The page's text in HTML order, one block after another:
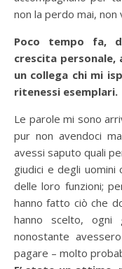
non la perdo mai,
Poco tempo fa,
crescita personale,
un collega chi mi
ritenessi esemplari.
Le parole mi sono
pur non avendoci
avessi saputo quali
giudici e degli uomini
delle loro funzioni;
hanno fatto ciò che
hanno scelto,
nonostante
pagare – molto